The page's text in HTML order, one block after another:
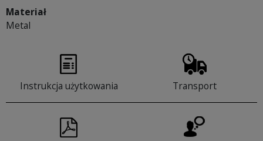
Materiał
Metal
Instrukcja użytkowania Transport